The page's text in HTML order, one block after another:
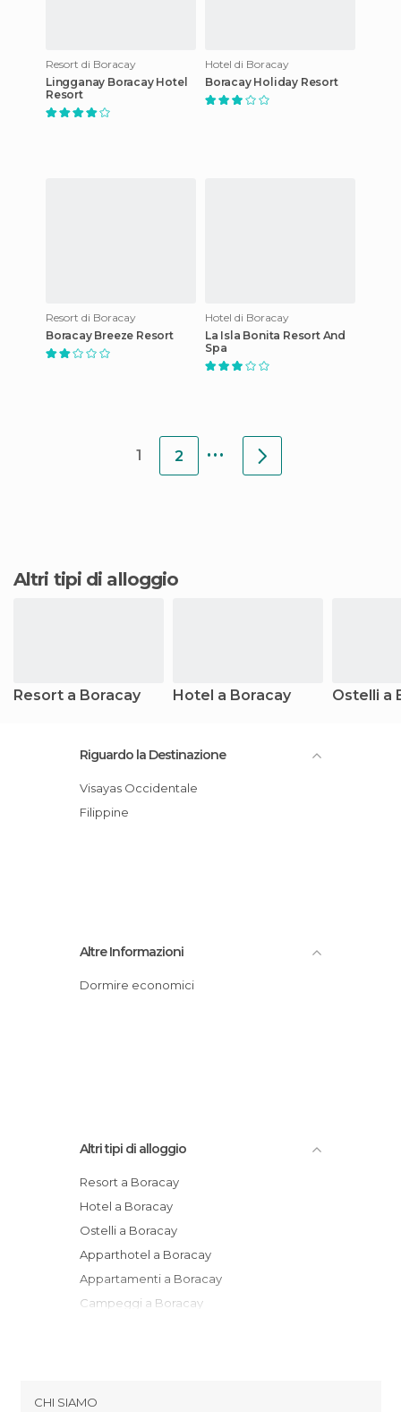
Resort di Boracay
Lingganay Boracay Hotel
Resort
Hotel di Boracay
Boracay Holiday Resort
Resort di Boracay
Boracay Breeze Resort
Hotel di Boracay
La Isla Bonita Resort And
Spa
1 2 ...
Altri tipi di alloggio
Resort a Boracay Hotel a Boracay Ostelli a
Riguardo la Destinazione
Visayas Occidentale
Filippine
Altre Informazioni
Dormire economici
Altri tipi di alloggio
Resort a Boracay
Hotel a Boracay
Ostelli a Boracay
Apparthotel a Boracay
Appartamenti a Boracay
Campeggi a Boracay
CHI SIAMO